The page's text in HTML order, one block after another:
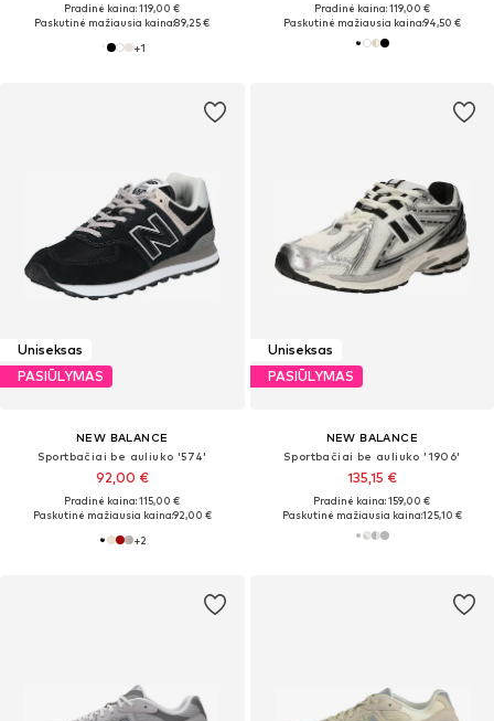
Pradinė kaina: 119,00 €
Paskutinė mažiausia kaina:89,25 €
+1
Pradinė kaina: 119,00 €
Paskutinė mažiausia kaina:94,50 €
Uniseksas
PASIŪLYMAS
NEW BALANCE
Sportbačiai be auliuko '574'
92,00 €
Pradinė kaina: 115,00 €
Paskutinė mažiausia kaina:92,00 €
+2
Uniseksas
PASIŪLYMAS
NEW BALANCE
Sportbačiai be auliuko '1906'
135,15 €
Pradinė kaina: 159,00 €
Paskutinė mažiausia kaina:125,10 €